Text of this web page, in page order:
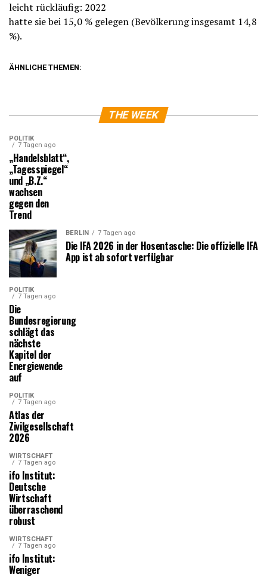
leicht rückläufig: 2022
hatte sie bei 15,0 % gelegen (Bevölkerung insgesamt 14,8
%).
ÄHNLICHE THEMEN:
THE WEEK
POLITIK
7 Tagen ago
„Handelsblatt“,
„Tagesspiegel“
und „B.Z.“
wachsen
gegen den
Trend
BERLIN 7 Tagen ago
Die IFA 2026 in der Hosentasche: Die offizielle IFA
App ist ab sofort verfügbar
POLITIK
7 Tagen ago
Die
Bundesregierung
schlägt das
nächste
Kapitel der
Energiewende
auf
POLITIK
7 Tagen ago
Atlas der
Zivilgesellschaft
2026
WIRTSCHAFT
7 Tagen ago
ifo Institut:
Deutsche
Wirtschaft
überraschend
robust
WIRTSCHAFT
7 Tagen ago
ifo Institut:
Weniger